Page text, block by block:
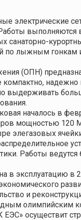
электрические
выполняются
санаторно-
лыжным гонкам и
(ОПН)
выдерживать
началось в
мощностью
элегазовых
Работы
в эксплуатацию в
и
олимпийским
ЕЭС» осуществит